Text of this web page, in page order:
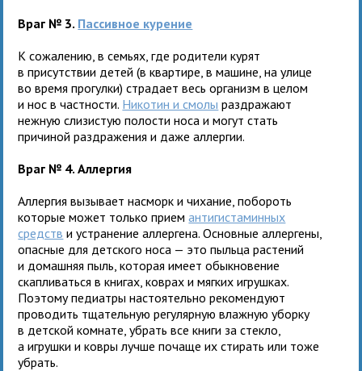
Враг № 3. Пассивное курение
К сожалению, в семьях, где родители курят
в присутствии детей (в квартире, в машине, на улице
во время прогулки) страдает весь организм в целом
и нос в частности. Никотин и смолы раздражают
нежную слизистую полости носа и могут стать
причиной раздражения и даже аллергии.
Враг № 4. Аллергия
Аллергия вызывает насморк и чихание, побороть
которые может только приемантигистаминных
средств и устранение аллергена. Основные аллергены,
опасные для детского носа — это пыльца растений
и домашняя пыль, которая имеет обыкновение
скапливаться в книгах, коврах и мягких игрушках.
Поэтому педиатры настоятельно рекомендуют
проводить тщательную регулярную влажную уборку
в детской комнате, убрать все книги за стекло,
а игрушки и ковры лучше почаще их стирать или тоже
убрать.